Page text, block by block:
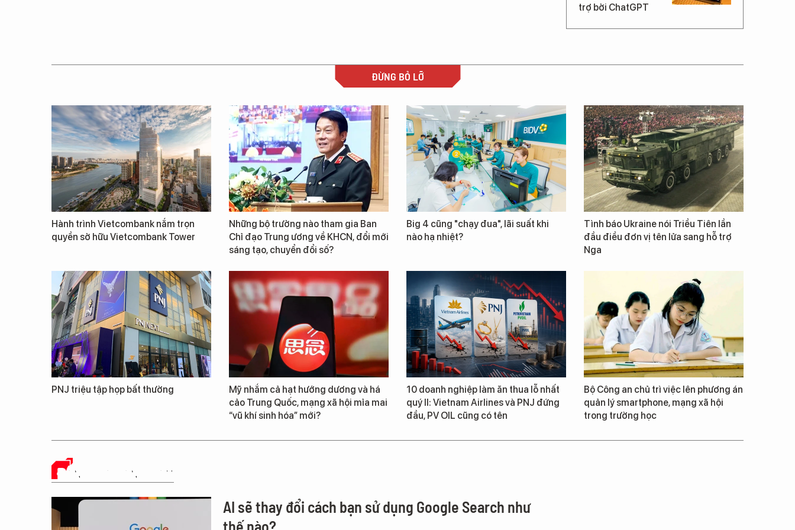
trợ bởi ChatGPT
ĐỪNG BỎ LỠ
Hành trình Vietcombank nắm trọn
quyền sở hữu Vietcombank Tower
Những bộ trưởng nào tham gia Ban
Chỉ đạo Trung ương về KHCN, đổi mới
sáng tạo, chuyển đổi số?
Big 4 cũng "chạy đua", lãi suất khi
nào hạ nhiệt?
Tình báo Ukraine nói Triều Tiên lần
đầu điều đơn vị tên lửa sang hỗ trợ
Nga
PNJ triệu tập họp bất thường
Mỹ nhắm cả hạt hướng dương và há
cảo Trung Quốc, mạng xã hội mỉa mai
“vũ khí sinh hóa” mới?
10 doanh nghiệp làm ăn thua lỗ nhất
quý II: Vietnam Airlines và PNJ đứng
đầu, PV OIL cũng có tên
Bộ Công an chủ trì việc lên phương án
quản lý smartphone, mạng xã hội
trong trường học
ĐÁNH GIÁ SẢN PHẨM
AI sẽ thay đổi cách bạn sử dụng Google Search như
thế nào?